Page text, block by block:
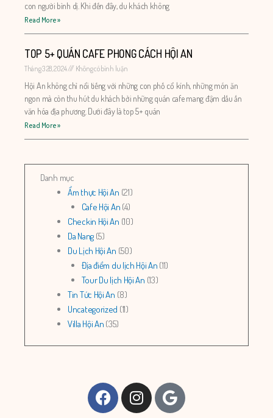
con người bình dị. Khi đến đây, du khách không
Read More »
TOP 5+ QUÁN CAFE PHONG CÁCH HỘI AN
Tháng 3 28, 2024 Không có bình luận
Hội An không chỉ nổi tiếng với những con phố cổ kính, những món ăn
ngon mà còn thu hút du khách bởi những quán cafe mang đậm dấu ấn
văn hóa địa phương. Dưới đây là top 5+ quán
Read More »
Danh mục
Ẩm thực Hội An (21)
Cafe Hội An (4)
Checkin Hội An (10)
Da Nang(5)
Du Lịch Hội An (50)
Địa điểm du lịch Hội An (11)
Tour Du lịch Hội An (13)
Tin Tức Hội An (8)
Uncategorized (11)
Villa Hội An (35)
FacebookInstagramGoogle